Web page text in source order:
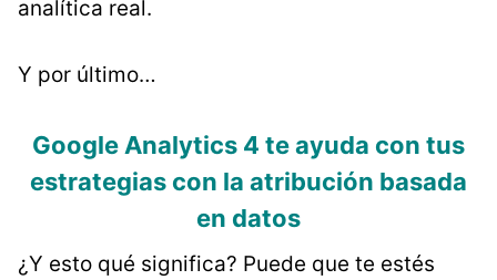
analítica real.
Y por último…
Google Analytics 4 te ayuda con tus
estrategias con la atribución basada
en datos
¿Y esto qué significa? Puede que te estés